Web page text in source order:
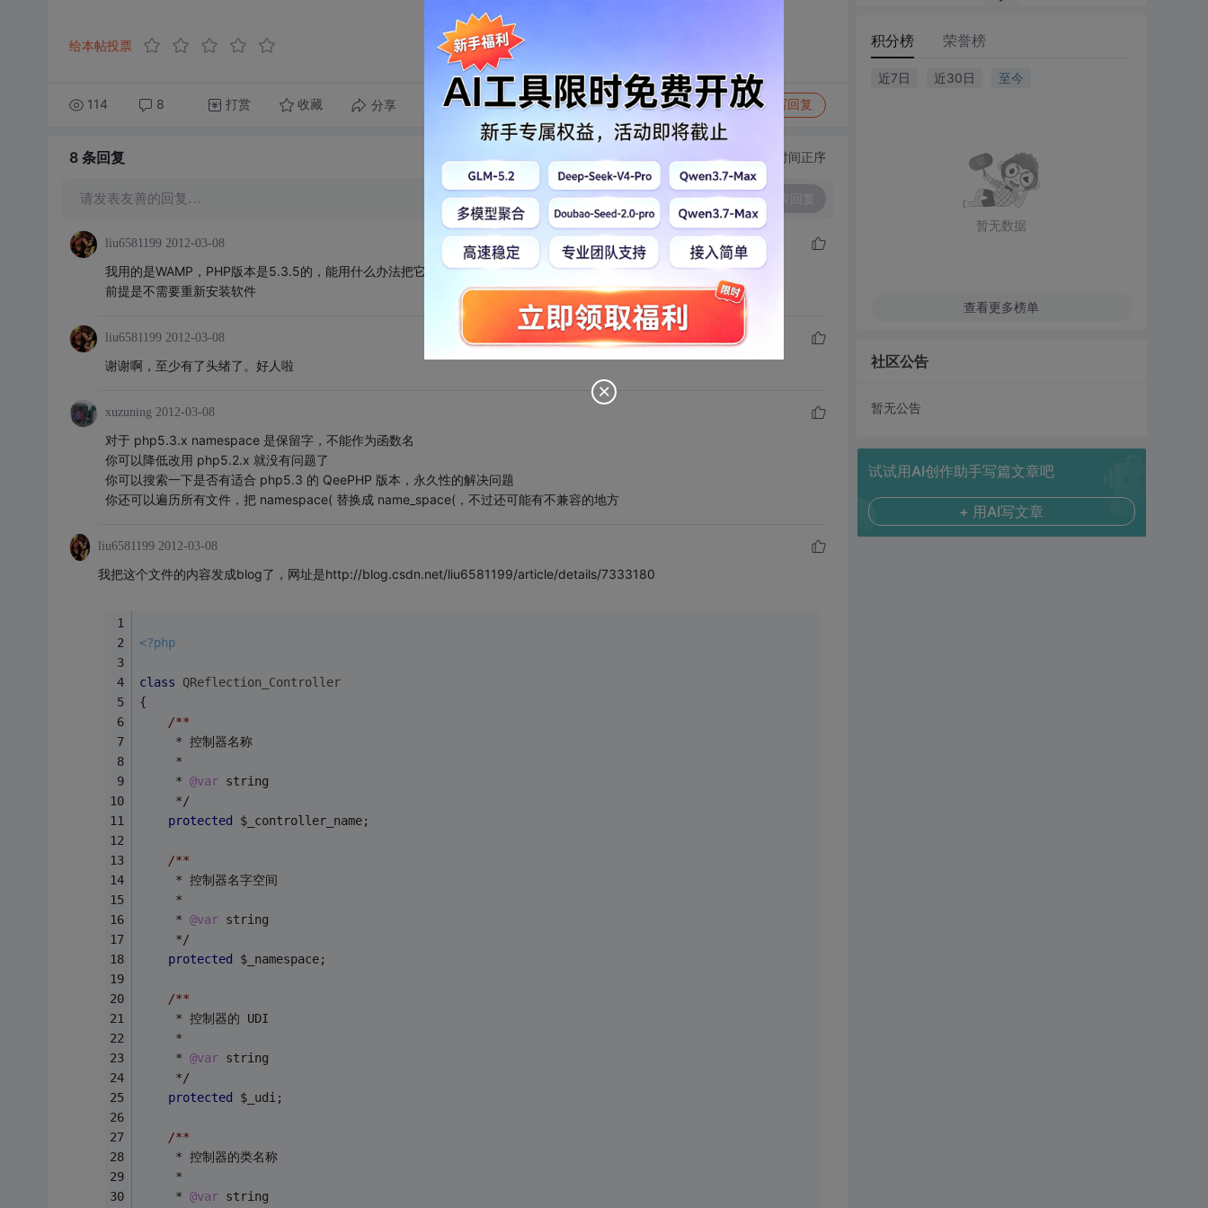
给本帖投票
114 8 打赏 收藏 分享 转发到动态 举报 写回复
8 条回复 切换为时间正序
请发表友善的回复… 发表回复
liu6581199 2012-03-08
我用的是WAMP，PHP版本是5.3.5的，能用什么办法把它的版本降低。
前提是不需要重新安装软件
liu6581199 2012-03-08
谢谢啊，至少有了头绪了。好人啦
xuzuning 2012-03-08
对于 php5.3.x namespace 是保留字，不能作为函数名
你可以降低改用 php5.2.x 就没有问题了
你可以搜索一下是否有适合 php5.3 的 QeePHP 版本，永久性的解决问题
你还可以遍历所有文件，把 namespace( 替换成 name_space(，不过还可能有不兼容的地方
liu6581199 2012-03-08
我把这个文件的内容发成blog了，网址是http://blog.csdn.net/liu6581199/article/details/7333180
<?php
class
QReflection_Controller
{
/**
     * 控制器名称
     *
     *
@var string
     */
protected $_controller_name;
/**
     * 控制器名字空间
     *
     *
@var string
     */
protected $_namespace;
/**
     * 控制器的 UDI
     *
     *
@var string
     */
protected $_udi;
/**
     * 控制器的类名称
     *
     *
@var string
积分榜 荣誉榜
近7日 近30日 至今
暂无数据
查看更多榜单
社区公告
暂无公告
试试用AI创作助手写篇文章吧
+ 用AI写文章